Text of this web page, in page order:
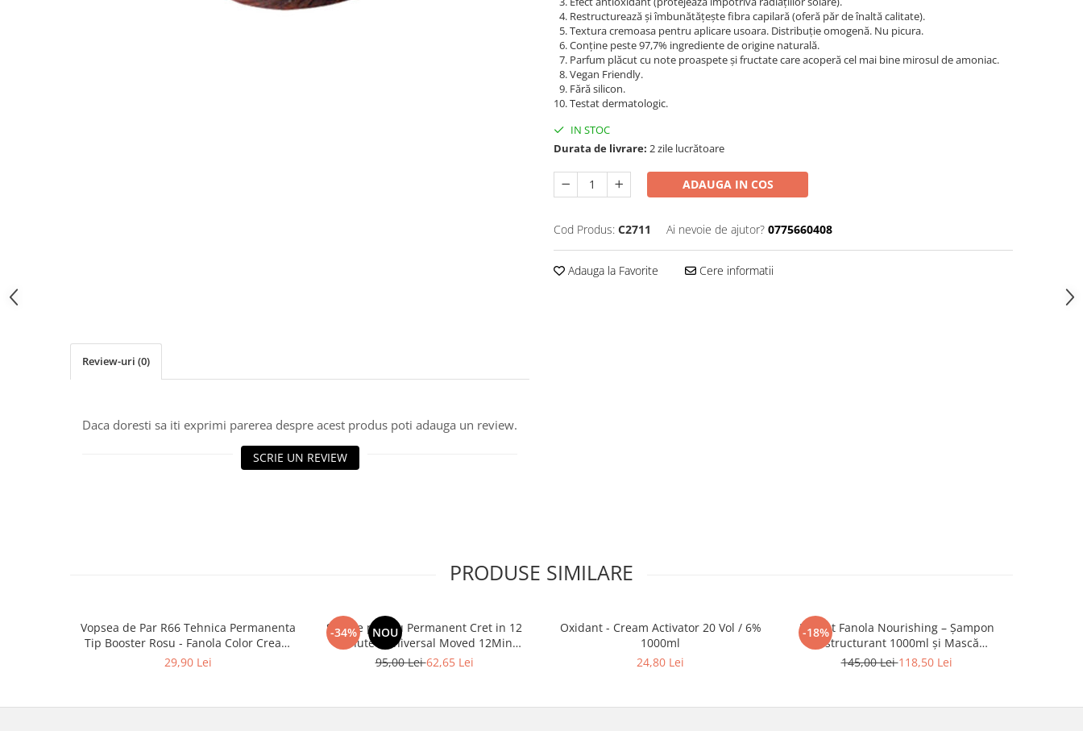
Restructurează și îmbunătățește fibra capilară (oferă păr de înaltă calitate).
Textura cremoasa pentru aplicare usoara. Distribuție omogenă. Nu picura.
Conține peste 97,7% ingrediente de origine naturală.
Parfum plăcut cu note proaspete și fructate care acoperă cel mai bine mirosul de amoniac.
Vegan Friendly.
Fără silicon.
Testat dermatologic.
IN STOC
Durata de livrare: 2 zile lucrătoare
ADAUGA IN COS
Cod Produs: C2711 Ai nevoie de ajutor? 0775660408
Adauga la Favorite Cere informatii
Review-uri (0)
Daca doresti sa iti exprimi parerea despre acest produs poti adauga un review.
SCRIE UN REVIEW
PRODUSE SIMILARE
Vopsea de Par R66 Tehnica Permanenta
Tip Booster Rosu - Fanola Color Cream
Red Booster 100ml
29,90 Lei
-34% NOU
Solutie pentru Permanent Cret in 12
Minute - Universal Moved 12Min
Ammonia Free Waving System Be Tech
95,00 Lei62,65 Lei
Oxidant - Cream Activator 20 Vol / 6%
1000ml
24,80 Lei
-18%
Pachet Fanola Nourishing – Șampon
restructurant 1000ml și Mască
hidratantă 1500ml pentru păr uscat și
145,00 Lei118,50 Lei